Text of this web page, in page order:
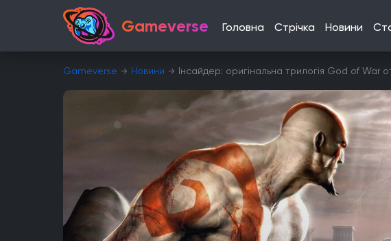
Gameverse Головна Стрічка Новини
Gameverse Новини Інсайдер: оригінальна трилогія God of War